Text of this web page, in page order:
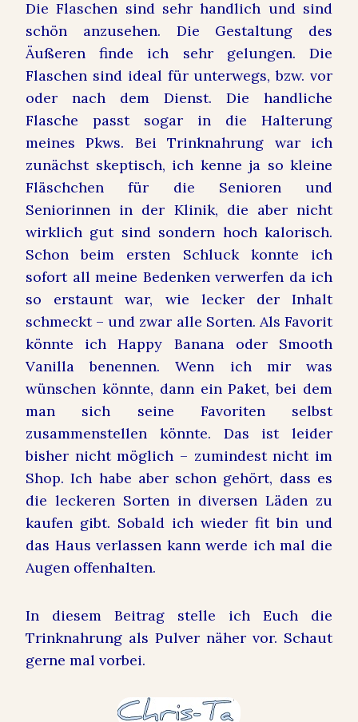
Die Flaschen sind sehr handlich und sind
schön anzusehen. Die Gestaltung des
Äußeren finde ich sehr gelungen. Die
Flaschen sind ideal für unterwegs, bzw. vor
oder nach dem Dienst. Die handliche
Flasche passt sogar in die Halterung
meines Pkws. Bei Trinknahrung war ich
zunächst skeptisch, ich kenne ja so kleine
Fläschchen für die Senioren und
Seniorinnen in der Klinik, die aber nicht
wirklich gut sind sondern hoch kalorisch.
Schon beim ersten Schluck konnte ich
sofort all meine Bedenken verwerfen da ich
so erstaunt war, wie lecker der Inhalt
schmeckt – und zwar alle Sorten. Als Favorit
könnte ich Happy Banana oder Smooth
Vanilla benennen. Wenn ich mir was
wünschen könnte, dann ein Paket, bei dem
man sich seine Favoriten selbst
zusammenstellen könnte. Das ist leider
bisher nicht möglich – zumindest nicht im
Shop. Ich habe aber schon gehört, dass es
die leckeren Sorten in diversen Läden zu
kaufen gibt. Sobald ich wieder fit bin und
das Haus verlassen kann werde ich mal die
Augen offenhalten.
In diesem Beitrag stelle ich Euch die
Trinknahrung als Pulver näher vor. Schaut
gerne mal vorbei.